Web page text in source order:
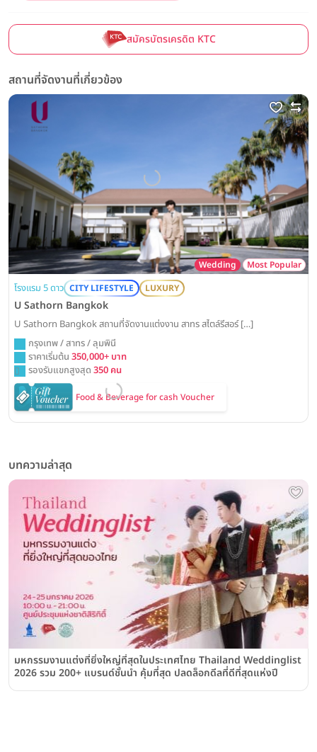
สมัครบัตรเครดิต KTC
สถานที่จัดงานที่เกี่ยวข้อง
Wedding Most Popular
โรงแรม 5 ดาว CITY LIFESTYLE LUXURY
U Sathorn Bangkok
U Sathorn Bangkok สถานที่จัดงานแต่งงาน สาทร สไตล์รีสอร์ […]
กรุงเทพ / สาทร / ลุมพินี
ราคาเริ่มต้น 350,000+ บาท
รองรับแขกสูงสุด 350 คน
Food & Beverage for cash Voucher
บทความล่าสุด
มหกรรมงานแต่งที่ยิ่งใหญ่ที่สุดในประเทศไทย Thailand Weddinglist
2026 รวม 200+ แบรนด์ชั้นนำ คุ้มที่สุด ปลดล็อกดีลที่ดีที่สุดแห่งปี